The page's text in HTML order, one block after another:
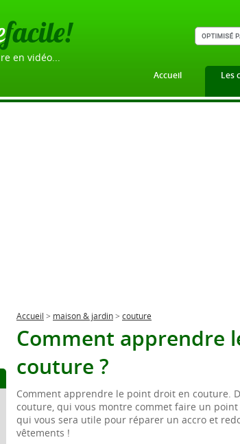
facile!
en vidéo...
Accueil Les
Accueil > maison & jardin> couture
Comment apprendre
couture ?
Comment apprendre le point droit en couture.
couture, qui vous montre commet faire un
qui vous sera utile pour réparer un accro et
vêtements !